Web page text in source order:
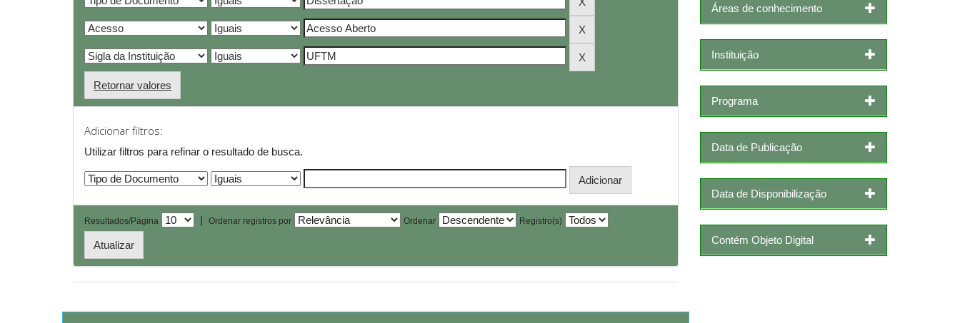
Retornar valores
Adicionar filtros:
Utilizar filtros para refinar o resultado de busca.
Resultados/Página | Ordenar registros por Ordenar Registro(s)
Áreas de conhecimento
Instituição
Programa
Data de Publicação
Data de Disponibilização
Contém Objeto Digital